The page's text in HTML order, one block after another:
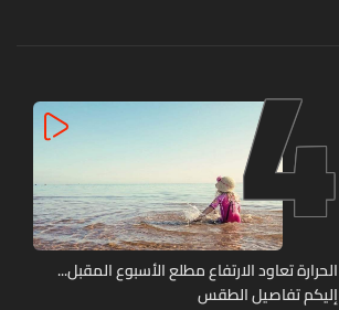
4
الحرارة تعاود الارتفاع مطلع الأسبوع المقبل...
إليكم تفاصيل الطقس